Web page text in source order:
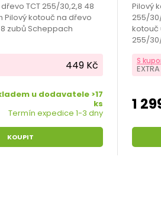
TCT 255/30,2,8 48
Pilový kotouč na dřevo
zubů Scheppach
449 Kč
u dodavatele >17
ks
Termín expedice 1-3 dny
KOUPIT
Pilový
255/
kotouč
255/
S
EXTRA
1